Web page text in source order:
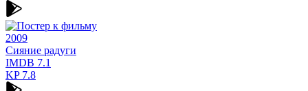
2009
Сияние радуги
IMDB 7.1
KP7.8